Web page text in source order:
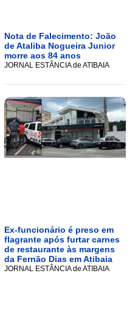
Nota de Falecimento: João
de Ataliba Nogueira Junior
morre aos 84 anos
JORNAL ESTÂNCIA de ATIBAIA
Ex-funcionário é preso em
flagrante após furtar carnes
de restaurante às margens
da Fernão Dias em Atibaia
JORNAL ESTÂNCIA de ATIBAIA